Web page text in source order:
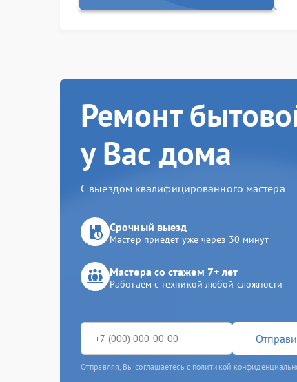
Ремонт
у Вас дома
С выездом квалифицированного мастера
Срочный выезд
Мастер приедет уже через 30 минут
Мастера со стажем 7+ лет
Работаем с техникой любой сложности
Отправляя, Вы соглашаетесь с политикой